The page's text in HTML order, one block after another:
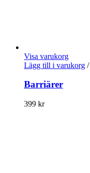
Visa varukorg
Lägg till i varukorg /
Barriärer
399 kr